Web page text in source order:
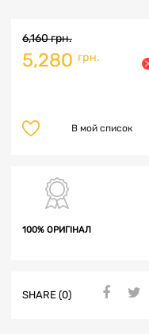
6,160грн.
5,280 грн.
В мой список
100% ОРИГІНАЛ
SHARE (0)